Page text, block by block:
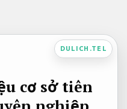
DULICH.TEL
cơ sở tiên